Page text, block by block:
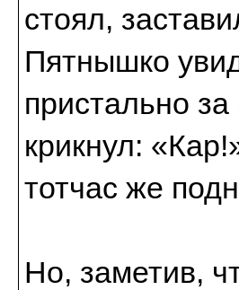
стоял,
Пятнышко
пристально
крикнул:
тотчас же
Но, заметив,